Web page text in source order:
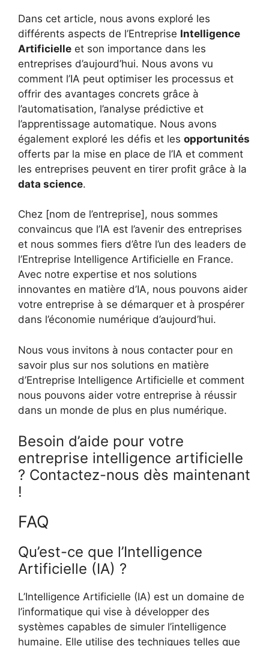
Dans cet article, nous avons exploré les
différents aspects de l’Entreprise Intelligence
Artificielle et son importance dans les
entreprises d’aujourd’hui. Nous avons vu
comment l’IA peut optimiser les processus et
offrir des avantages concrets grâce à
l’automatisation, l’analyse prédictive et
l’apprentissage automatique. Nous avons
également exploré les défis et les opportunités
offerts par la mise en place de l’IA et comment
les entreprises peuvent en tirer profit grâce à la
data science.
Chez [nom de l’entreprise], nous sommes
convaincus que l’IA est l’avenir des entreprises
et nous sommes fiers d’être l’un des leaders de
l’Entreprise Intelligence Artificielle en France.
Avec notre expertise et nos solutions
innovantes en matière d’IA, nous pouvons aider
votre entreprise à se démarquer et à prospérer
dans l’économie numérique d’aujourd’hui.
Nous vous invitons à nous contacter pour en
savoir plus sur nos solutions en matière
d’Entreprise Intelligence Artificielle et comment
nous pouvons aider votre entreprise à réussir
dans un monde de plus en plus numérique.
Besoin d’aide pour votre
entreprise intelligence artificielle
? Contactez-nous dès maintenant
!
FAQ
Qu’est-ce que l’Intelligence
Artificielle (IA) ?
L’Intelligence Artificielle (IA) est un domaine de
l’informatique qui vise à développer des
systèmes capables de simuler l’intelligence
humaine. Elle utilise des techniques telles que